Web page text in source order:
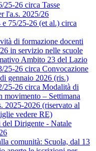
25-26 circa Tasse
l'a.s. 2025/26
75/25-26 (et al.) circa
di formazione docenti
in servizio nelle scuole
Ambito 23 del Lazio
25-26 circa Convocazione
gennaio 2026 (ris.)
25-26 circa Modalità di
movimento – Settimana
2025-2026 (riservato al
vedere RE)
Dirigente - Natale
comunità: Scuola, dal 13